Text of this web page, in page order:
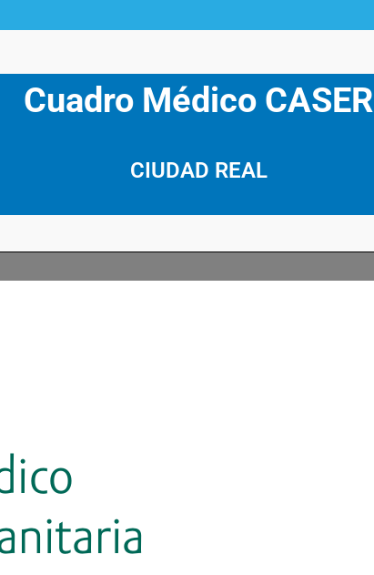
Cuadro Médico CASER
CIUDAD REAL